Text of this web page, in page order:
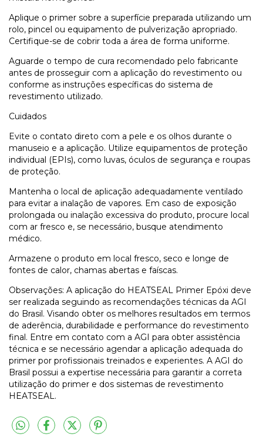
Aplique o primer sobre a superfície preparada utilizando um
rolo, pincel ou equipamento de pulverização apropriado.
Certifique-se de cobrir toda a área de forma uniforme.
Aguarde o tempo de cura recomendado pelo fabricante
antes de prosseguir com a aplicação do revestimento ou
conforme as instruções específicas do sistema de
revestimento utilizado.
Cuidados
Evite o contato direto com a pele e os olhos durante o
manuseio e a aplicação. Utilize equipamentos de proteção
individual (EPIs), como luvas, óculos de segurança e roupas
de proteção.
Mantenha o local de aplicação adequadamente ventilado
para evitar a inalação de vapores. Em caso de exposição
prolongada ou inalação excessiva do produto, procure local
com ar fresco e, se necessário, busque atendimento
médico.
Armazene o produto em local fresco, seco e longe de
fontes de calor, chamas abertas e faíscas.
Observações: A aplicação do HEATSEAL Primer Epóxi deve
ser realizada seguindo as recomendações técnicas da AGI
do Brasil. Visando obter os melhores resultados em termos
de aderência, durabilidade e performance do revestimento
final. Entre em contato com a AGI para obter assistência
técnica e se necessário agendar a aplicação adequada do
primer por profissionais treinados e experientes. A AGI do
Brasil possui a expertise necessária para garantir a correta
utilização do primer e dos sistemas de revestimento
HEATSEAL.